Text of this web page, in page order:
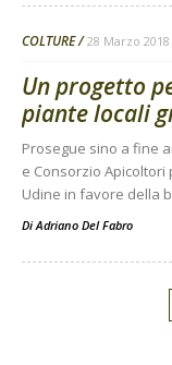
COLTURE 28 Marzo 2018
Un progetto
piante locali
Prosegue sino a fine
e Consorzio
Udine in favore della
DiAdriano Del Fabro